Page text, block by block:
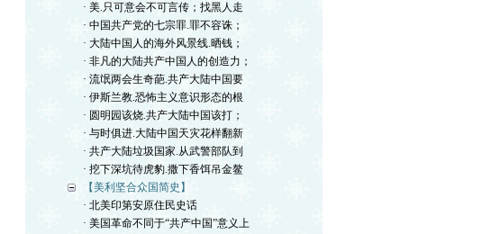
· 美.只可意会不可言传；找黑人走
· 中国共产党的七宗罪.罪不容诛；
· 大陆中国人的海外风景线.晒钱；
· 非凡的大陆共产中国人的创造力；
· 流氓两会生奇葩.共产大陆中国要
· 伊斯兰教.恐怖主义意识形态的根
· 圆明园该烧.共产大陆中国该打；
· 与时俱进.大陆中国天灾花样翻新
· 共产大陆垃圾国家.从武警部队到
· 挖下深坑待虎豹.撒下香饵吊金鳌
【美利坚合众国简史】
· 北美印第安原住民史话
· 美国革命不同于“共产中国”意义上